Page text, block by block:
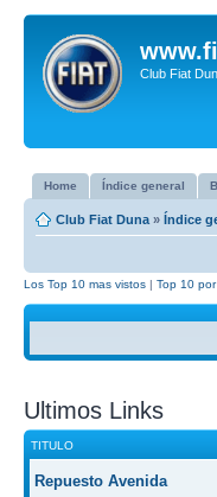
Club Fiat
Home Índice general
Club Fiat Duna » Índice
Los Top 10 mas vistos | Top 10
Ultimos Links
TITULO
Repuesto Avenida